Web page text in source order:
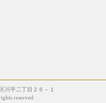
平二丁目２６－１
reserved